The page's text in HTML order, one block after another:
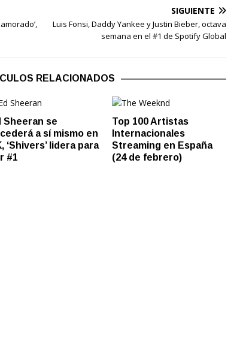
SIGUIENTE
Luis Fonsi, Daddy Yankee y Justin Bieber, octava
semana en el #1 de Spotify Global
RELACIONADOS
Sheeran se
a sí mismo en
‘Shivers’ lidera para
#1
Top 100 Artistas
Internacionales
Streaming en España
(24 de febrero)